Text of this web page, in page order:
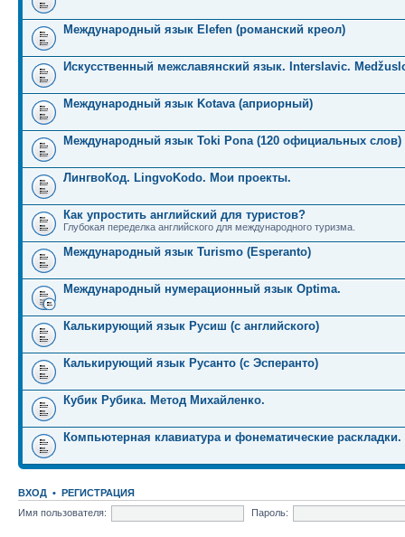
Международный язык Elefen (романский креол)
Искусственный межславянский язык. Interslavic.
Международный язык Kotava (априорный)
Международный язык Toki Pona (120 официальных слов)
ЛингвоКод. LingvoKodo. Мои проекты.
Как упростить английский для туристов?
Глубокая переделка английского для международного туризма.
Международный язык Turismo (Esperanto)
Международный нумерационный язык Optima.
Калькирующий язык Русиш (с английского)
Калькирующий язык Русанто (с Эсперанто)
Кубик Рубика. Метод Михайленко.
Компьютерная клавиатура и фонематические раскладки.
ВХОД • РЕГИСТРАЦИЯ
Имя пользователя:
Пароль: